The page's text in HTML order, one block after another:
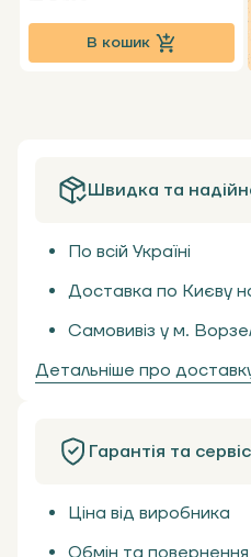
В кошик
Швидка та
По всій Україні
Доставка по Києву
Самовивіз у м.
Детальніше про
Гарантія та сервіс
Ціна від виробника
Обмін та повернення